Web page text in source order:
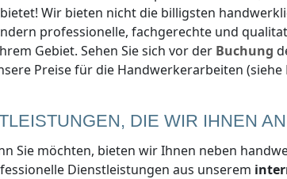
Wir bieten nicht die billigsten
professionelle, fachgerechte und
Gebiet. Sehen Sie sich vor der Buchung
Preise für die Handwerkerarbeiten (siehe
DIE WIR IHNEN
Sie möchten, bieten wir Ihnen neben
Dienstleistungen aus unserem